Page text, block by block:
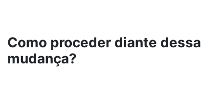
Como proceder diante dessa
mudança?